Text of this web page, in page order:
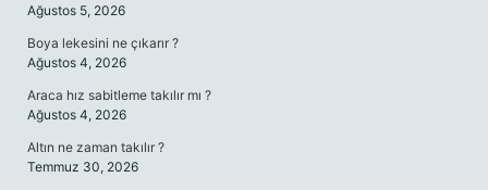
Ağustos 5, 2026
Boya lekesini ne çıkarır ?
Ağustos 4, 2026
Araca hız sabitleme takılır mı ?
Ağustos 4, 2026
Altın ne zaman takılır ?
Temmuz 30, 2026